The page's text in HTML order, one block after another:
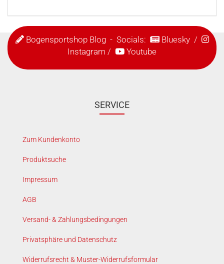
Bogensportshop Blog- Socials: Bluesky/
Instagram / Youtube
SERVICE
Zum Kundenkonto
Produktsuche
Impressum
AGB
Versand- & Zahlungsbedingungen
Privatsphäre und Datenschutz
Widerrufsrecht & Muster-Widerrufsformular